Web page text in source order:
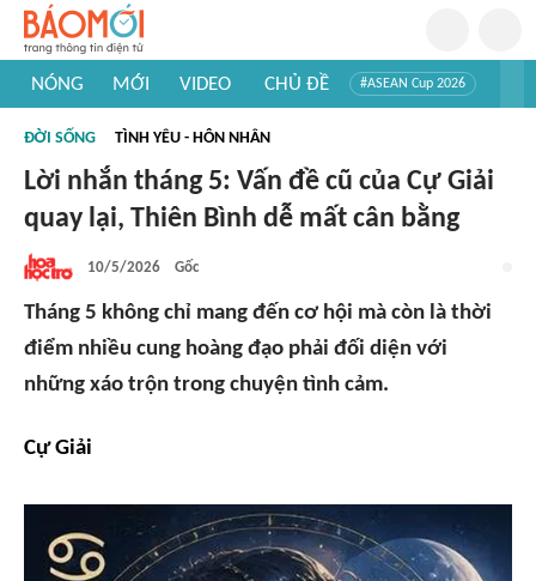
NÓNG MỚI VIDEO CHỦ ĐỀ #ASEAN Cup 2026
#Khám phá thế giới
ĐỜI SỐNG TÌNH YÊU - HÔN NHÂN
Lời nhắn tháng 5: Vấn đề cũ của Cự Giải
quay lại, Thiên Bình dễ mất cân bằng
10/5/2026 Gốc
Tháng 5 không chỉ mang đến cơ hội mà còn là thời
điểm nhiều cung hoàng đạo phải đối diện với
những xáo trộn trong chuyện tình cảm.
Cự Giải